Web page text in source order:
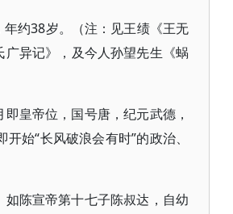
约38岁。（注：见王绩《王无
异记》，及今人孙望先生《蜗
皇帝位，国号唐，纪元武德，
始“长风破浪会有时”的政治、
陈宣帝第十七子陈叔达，自幼